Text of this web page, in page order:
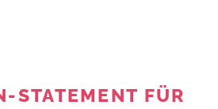
STATEMENT FÜR